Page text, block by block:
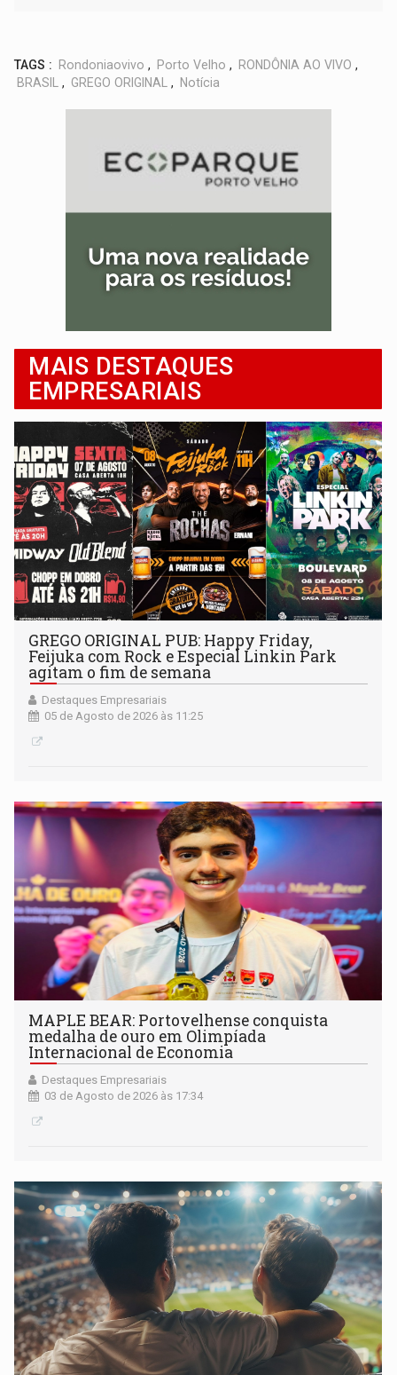
TAGS : Rondoniaovivo , Porto Velho , RONDÔNIA AO VIVO ,
BRASIL
, GREGO ORIGINAL , Notícia
MAIS DESTAQUES
EMPRESARIAIS
GREGO ORIGINAL PUB: Happy Friday,
Feijuka com Rock e Especial Linkin Park
agitam o fim de semana
Destaques Empresariais
05 de Agosto de 2026 às 11:25
MAPLE BEAR: Portovelhense conquista
medalha de ouro em Olimpíada
Internacional de Economia
Destaques Empresariais
03 de Agosto de 2026 às 17:34